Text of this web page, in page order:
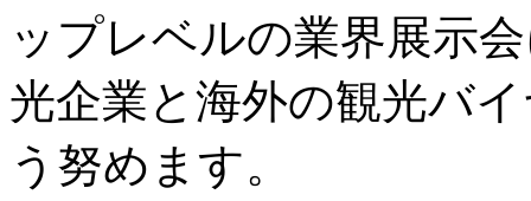
ップレベルの業界展示
光企業と海外の観光バ
う努めます。